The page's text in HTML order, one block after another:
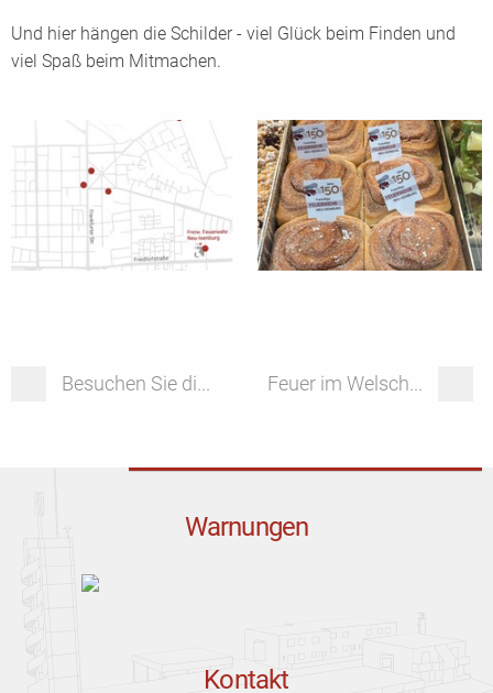
Und hier hängen die Schilder - viel Glück beim Finden und
viel Spaß beim Mitmachen.
Besuchen Sie di... Feuer im Welsch...
Warnungen
Kontakt